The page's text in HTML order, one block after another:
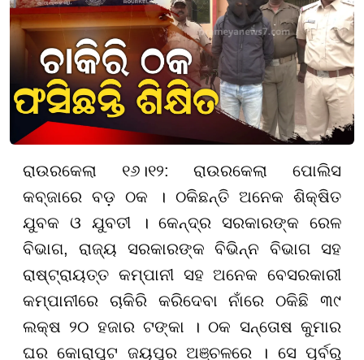
ରାଉରକେଲା ୧୬।୧୨: ରାଉରକେଲା ପୋଲିସ
କବ୍ଜାରେ ବଡ଼ ଠକ । ଠକିଛନ୍ତି ଅନେକ ଶିକ୍ଷିତ
ଯୁବକ ଓ ଯୁବତୀ । କେନ୍ଦ୍ର ସରକାରଙ୍କ ରେଳ
ବିଭାଗ, ରାଜ୍ୟ ସରକାରଙ୍କ ବିଭିନ୍ନ ବିଭାଗ ସହ
ରାଷ୍ଟ୍ରାୟତ୍ତ କମ୍ପାନୀ ସହ ଅନେକ ବେସରକାରୀ
କମ୍ପାନୀରେ ଚାକିରି କରିଦେବା ନାଁରେ ଠକିଛି ୩୯
ଲକ୍ଷ ୨୦ ହଜାର ଟଙ୍କା । ଠକ ସନ୍ତୋଷ କୁମାର
ଘର କୋରାପୁଟ ଜୟପୁର ଅଞ୍ଚଳରେ । ସେ ପୂର୍ବରୁ